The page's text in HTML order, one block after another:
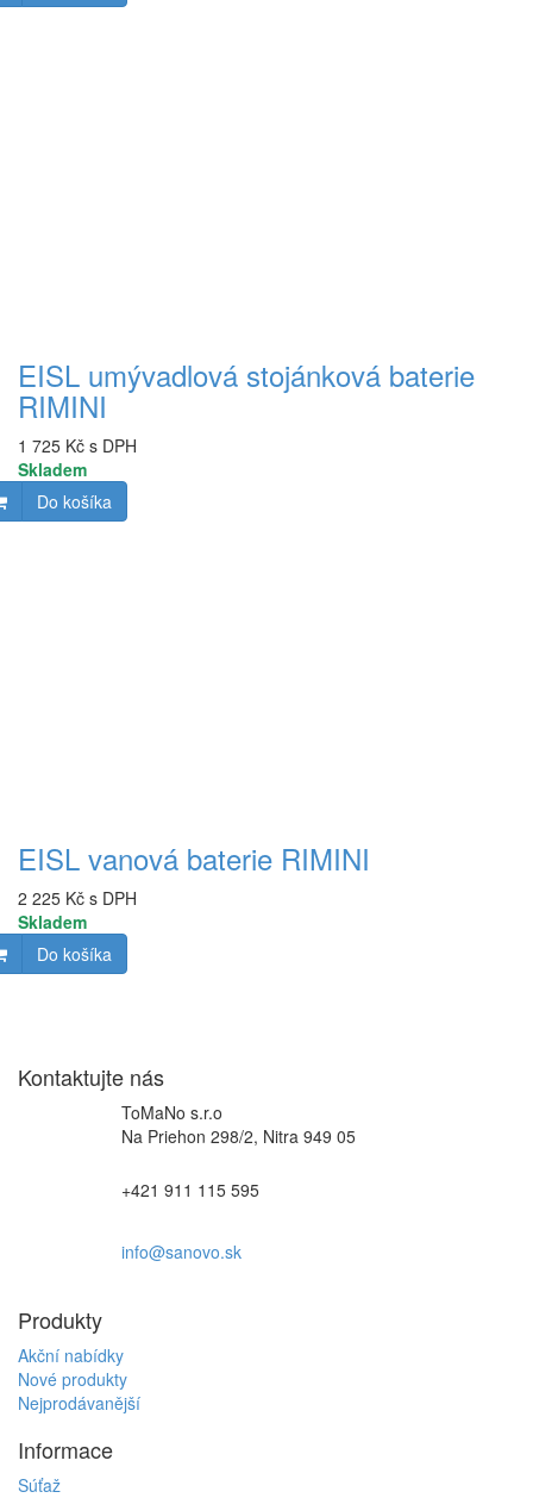
EISL umývadlová stojánková baterie
RIMINI
1 725 Kč s DPH
Skladem
Do košíka
EISL vanová baterie RIMINI
2 225 Kč s DPH
Skladem
Do košíka
Kontaktujte nás
ToMaNo s.r.o
Na Priehon 298/2, Nitra 949 05
+421 911 115 595
info@sanovo.sk
Produkty
Akční nabídky
Nové produkty
Nejprodávanější
Informace
Súťaž